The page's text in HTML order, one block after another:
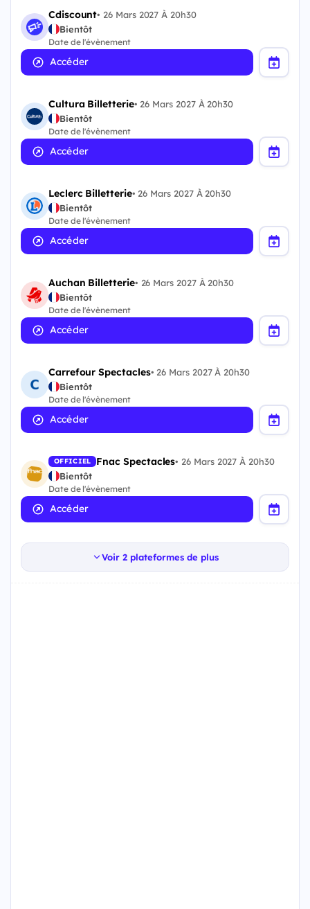
Cdiscount• 26 Mars 2027 À 20h30
Bientôt
Date de l'évènement
Accéder
Cultura Billetterie• 26 Mars 2027 À 20h30
Bientôt
Date de l'évènement
Accéder
Leclerc Billetterie• 26 Mars 2027 À 20h30
Bientôt
Date de l'évènement
Accéder
Auchan Billetterie• 26 Mars 2027 À 20h30
Bientôt
Date de l'évènement
Accéder
Carrefour Spectacles• 26 Mars 2027 À 20h30
Bientôt
Date de l'évènement
Accéder
OFFICIEL Fnac Spectacles• 26 Mars 2027 À 20h30
Bientôt
Date de l'évènement
Accéder
Voir 2 plateformes de plus